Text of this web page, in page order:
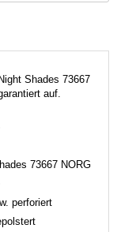
Shades 73667
auf.
73667 NORG
perforiert